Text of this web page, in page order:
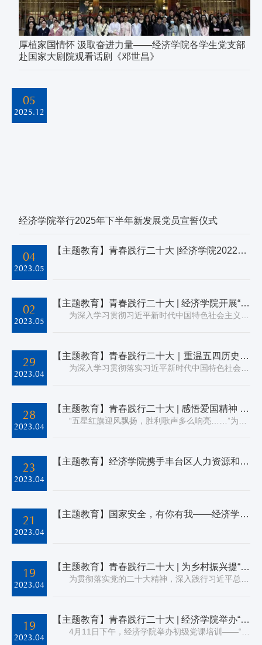
厚植家国情怀 汲取奋进力量——经济学院各学生党支部
赴国家大剧院观看话剧《邓世昌》
05
2025.12
经济学院举行2025年下半年新发展党员宣誓仪式
04
2023.05
【主题教育】青春践行二十大 |经济学院2022级国际商务一班、二班硕士党支部赴国家大剧院开展主题党日活动
02
2023.05
【主题教育】青春践行二十大 | 经济学院开展“回眸古都韶华，唱响青春之歌”主题党日活动
29
2023.04
【主题教育】青春践行二十大｜重温五四历史，传承奋斗精神——经济学院应用经济学第一硕士党支部、理论经济学硕士党支部开展主题党日活动
28
2023.04
【主题教育】青春践行二十大 | 感悟爱国精神 铭记赤子之心——经济学院应用经济学第二硕士党支部赴国家大剧院开展主题党日活动
23
2023.04
【主题教育】经济学院携手丰台区人力资源和社会保障局举办“书籍传递力量 经典成就梦想”主题读书日活动
21
2023.04
【主题教育】国家安全，有你有我——经济学院开展研究生“国家安全教育日”系列活动
19
2023.04
【主题教育】青春践行二十大 | 为乡村振兴提“颜”增“质” —— 经济学院前往昌平区十三陵镇上口村走访调研
19
2023.04
【主题教育】青春践行二十大 | 经济学院举办“我的入党初心与历程”专题党课